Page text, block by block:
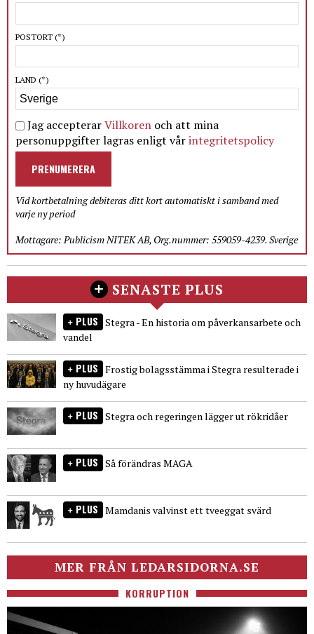
POSTORT (*)
LAND (*)
Jag accepterarVillkoren och att mina
personuppgifter lagras enligt vårintegritetspolicy
PRENUMERERA
Vid kortbetalning debiteras ditt kort automatiskt i samband med
varje ny period
Mottagare: Publicism NITEK AB, Org.nummer: 559059-4239. Sverige
SENASTE PLUS
PLUS Stegra - En historia om påverkansarbete och
vandel
PLUS Frostig bolagsstämma i Stegra resulterade i
ny huvudägare
PLUS Stegra och regeringen lägger ut rökridåer
PLUS Så förändras MAGA
PLUS Mamdanis valvinst ett tveeggat svärd
MER FRÅN LEDARSIDORNA.SE
KORRUPTION